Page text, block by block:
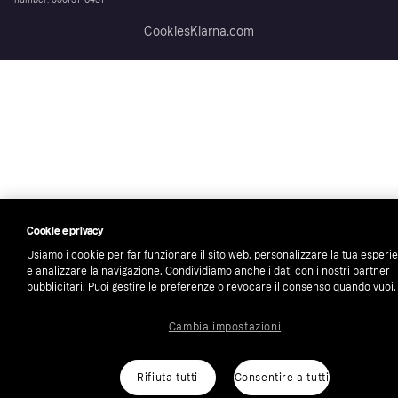
CookiesKlarna.com
Cookie e privacy
Usiamo i cookie per far funzionare il sito web, personalizzare la tua
e analizzare la navigazione. Condividiamo anche i dati con i nostri partner
pubblicitari. Puoi gestire le preferenze o revocare il consenso quando vuoi.
Rifiuta tutti Consentire a tutti
Cambia impostazioni